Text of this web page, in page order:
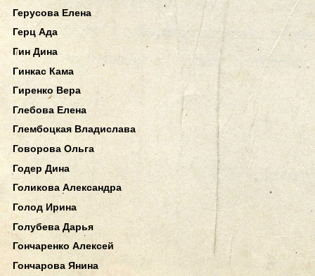
Герусова Елена
Герц Ада
Гин Дина
Гинкас Кама
Гиренко Вера
Глебова Елена
Глембоцкая Владислава
Говорова Ольга
Годер Дина
Голикова Александра
Голод Ирина
Голубева Дарья
Гончаренко Алексей
Гончарова Янина